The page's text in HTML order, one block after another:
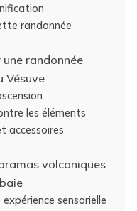
randonnée
une randonnée
Vésuve
les éléments
accessoires
volcaniques
sensorielle